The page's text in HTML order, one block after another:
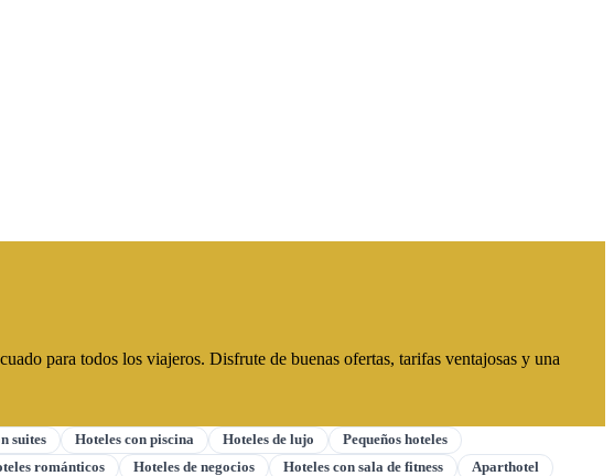
para todos los viajeros. Disfrute de buenas ofertas, tarifas ventajosas y una
suites Hoteles con piscina Hoteles de lujo
Pequeños hoteles
románticos Hoteles de negocios Hoteles con sala de fitness
Aparthotel